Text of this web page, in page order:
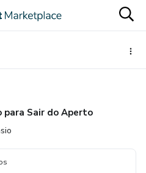
para Sair do Aperto